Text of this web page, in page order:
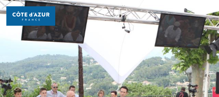
Aller
au
contenu
principalDÉCOUVRIR
À FAIRE